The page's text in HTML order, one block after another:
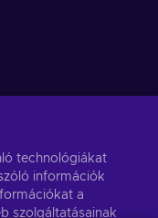
Feliratkozás
noticefor more
technológiákat
információk
a
szolgáltatásainak